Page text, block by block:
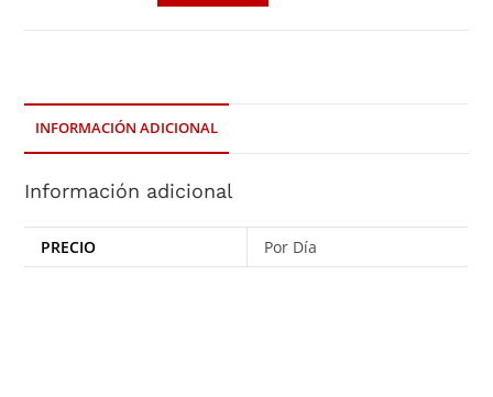
INFORMACIÓN ADICIONAL
Información adicional
PRECIO Por Día